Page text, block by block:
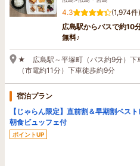
4.3
(1,974件)
広島駅からバスで約10
無料♪
★ 広島駅～平塚町（バス約9分）
（市電約11分）下車徒歩約9分
宿泊プラン
【じゃらん限定】直前割＆早期割ベス
朝食ビュッフェ付
ポイントUP